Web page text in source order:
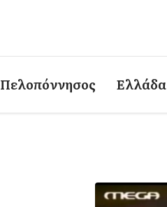
Πελοπόννησος Ελλάδα